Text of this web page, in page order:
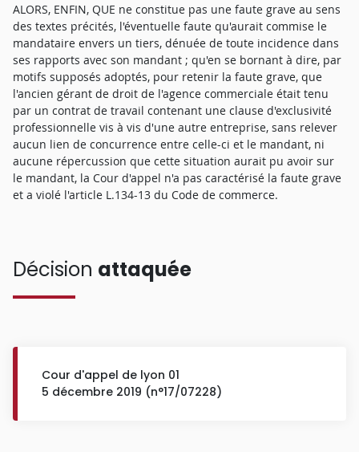
ALORS, ENFIN, QUE ne constitue pas une faute grave au sens
des textes précités, l'éventuelle faute qu'aurait commise le
mandataire envers un tiers, dénuée de toute incidence dans
ses rapports avec son mandant ; qu'en se bornant à dire, par
motifs supposés adoptés, pour retenir la faute grave, que
l'ancien gérant de droit de l'agence commerciale était tenu
par un contrat de travail contenant une clause d'exclusivité
professionnelle vis à vis d'une autre entreprise, sans relever
aucun lien de concurrence entre celle-ci et le mandant, ni
aucune répercussion que cette situation aurait pu avoir sur
le mandant, la Cour d'appel n'a pas caractérisé la faute grave
et a violé l'article L.134-13 du Code de commerce.
Décision attaquée
Cour d'appel de lyon 01
5 décembre 2019 (n°17/07228)